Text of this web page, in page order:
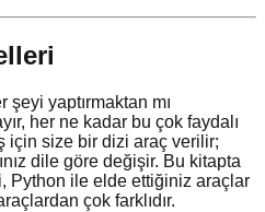
yaptırmaktan mı
her ne kadar bu çok faydalı
için size bir dizi araç verilir;
dile göre değişir. Bu kitapta
Python ile elde ettiğiniz araçlar
çok farklıdır.